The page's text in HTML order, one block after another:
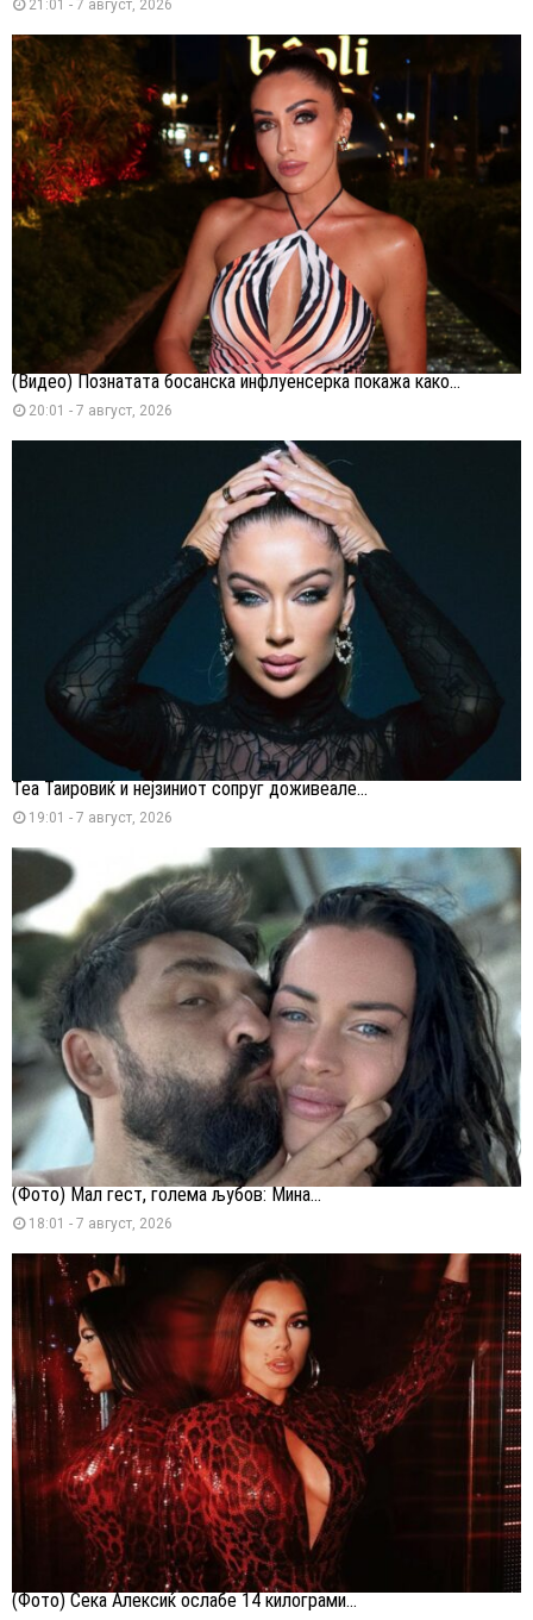
21:01 - 7 август, 2026
(Видео) Познатата босанска инфлуенсерка покажа како...
20:01 - 7 август, 2026
Теа Таировиќ и нејзиниот сопруг доживеале...
19:01 - 7 август, 2026
(Фото) Мал гест, голема љубов: Мина...
18:01 - 7 август, 2026
(Фото) Сека Алексиќ ослабе 14 килограми...